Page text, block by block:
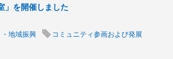
」を開催しました
地域振興
コミュニティ参画および発展